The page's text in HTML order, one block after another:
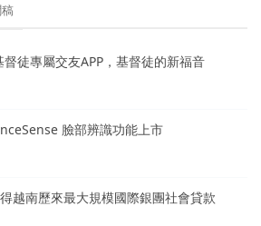
督徒專屬交友APP，基督徒的新福音
臉部辨識功能上市
越南歷來最大規模國際銀團社會貸款